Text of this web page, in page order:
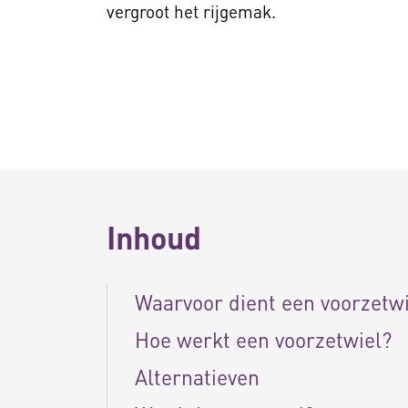
vergroot het rijgemak.
Inhoud
Waarvoor dient een
Hoe werkt een voorzetwiel?
Alternatieven